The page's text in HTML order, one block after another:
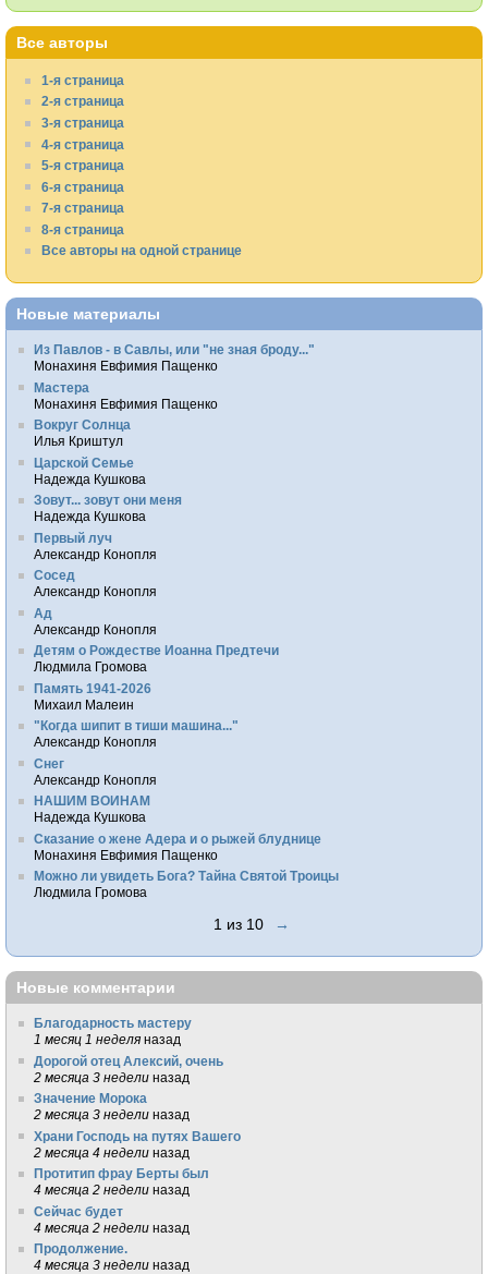
Все авторы
1-я страница
2-я страница
3-я страница
4-я страница
5-я страница
6-я страница
7-я страница
8-я страница
Все авторы на одной странице
Новые материалы
Из Павлов - в Савлы, или "не зная броду..."
Монахиня Евфимия Пащенко
Мастера
Монахиня Евфимия Пащенко
Вокруг Солнца
Илья Криштул
Царской Семье
Надежда Кушкова
Зовут... зовут они меня
Надежда Кушкова
Первый луч
Александр Конопля
Сосед
Александр Конопля
Ад
Александр Конопля
Детям о Рождестве Иоанна Предтечи
Людмила Громова
Память 1941-2026
Михаил Малеин
"Когда шипит в тиши машина..."
Александр Конопля
Снег
Александр Конопля
НАШИМ ВОИНАМ
Надежда Кушкова
Сказание о жене Адера и о рыжей блуднице
Монахиня Евфимия Пащенко
Можно ли увидеть Бога? Тайна Святой Троицы
Людмила Громова
1 из 10 →
Новые комментарии
Благодарность мастеру
1 месяц 1 неделя назад
Дорогой отец Алексий, очень
2 месяца 3 недели назад
Значение Морока
2 месяца 3 недели назад
Храни Господь на путях Вашего
2 месяца 4 недели назад
Протитип фрау Берты был
4 месяца 2 недели назад
Сейчас будет
4 месяца 2 недели назад
Продолжение.
4 месяца 3 недели назад